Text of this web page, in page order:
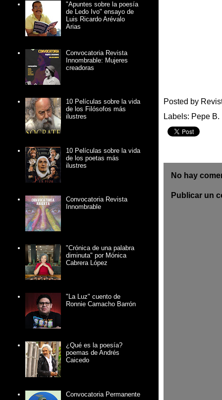
Posted by
Labels: Pepe B.
No hay
Publicar un
"Apuntes sobre la poesía
de Ledo Ivo" ensayo de
Luis Ricardo Arévalo
Arias
Convocatoria Revista
Innombrable: Mujeres
creadoras
10 Películas sobre la vida
de los Filósofos más
ilustres
10 Películas sobre la vida
de los poetas más
ilustres
Convocatoria Revista
Innombrable
"Crónica de una palabra
diminuta" por Mónica
Cabrera López
"La Luz" cuento de
Ronnie Camacho Barrón
¿Qué es la poesía?
poemas de Andrés
Caicedo
Convocatoria Permanente